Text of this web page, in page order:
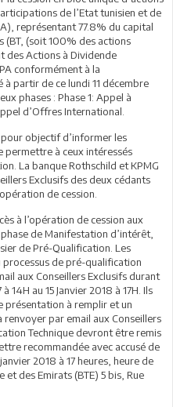
de l’Etat tunisien et de
représentant 77.8% du capital
(BT, (soit 100% des actions
des Actions à Dividende
conformément à la
partir de ce lundi 11 décembre
phases : Phase 1: Appel à
d’Offres International.
objectif d’informer les
à ceux intéressés
La banque Rothschild et KPMG
Exclusifs des deux cédants
de cession.
à l’opération de cession aux
de Manifestation d’intérêt,
de Pré-Qualification. Les
de pré-qualification
aux Conseillers Exclusifs durant
14H au 15 Janvier 2018 à 17H. Ils
présentation à remplir et un
par email aux Conseillers
Technique devront être remis
recommandée avec accusé de
2018 à 17 heures, heure de
et des Emirats (BTE) 5 bis, Rue